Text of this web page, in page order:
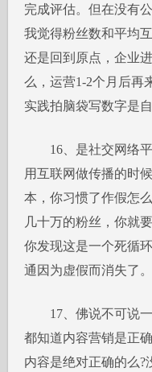
完成评估。但在没有
我觉得粉丝数和平均
还是回到原点，企业
么，运营1-2个月后再
实践拍脑袋写数字是自
16、是社交网络平
用互联网做传播的时
本，你习惯了作假怎
几十万的粉丝，你就
你发现这是一个死循
通因为虚假而消失了。
17、佛说不可说一
都知道内容营销是正
内容是绝对正确的么?